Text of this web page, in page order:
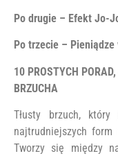
Po drugie – Efekt Jo-
Po trzecie – Pieniądze
10 PROSTYCH
BRZUCHA
Tłusty brzuch,
najtrudniejszych form
Tworzy się między